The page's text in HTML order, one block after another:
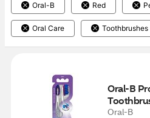
Oral-B Red
Oral Care Toothbrushes
Oral-B
Oral-B